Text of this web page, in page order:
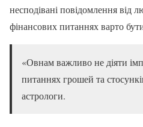
несподівані повідомлення від
фінансових питаннях варто
«Овнам важливо не діяти
питаннях грошей та
астрологи.